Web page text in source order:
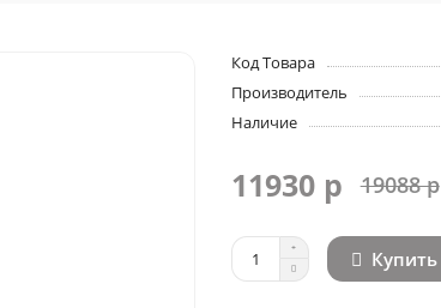
Код Товара
Производитель
Наличие
11930 р 19088 р
Купить